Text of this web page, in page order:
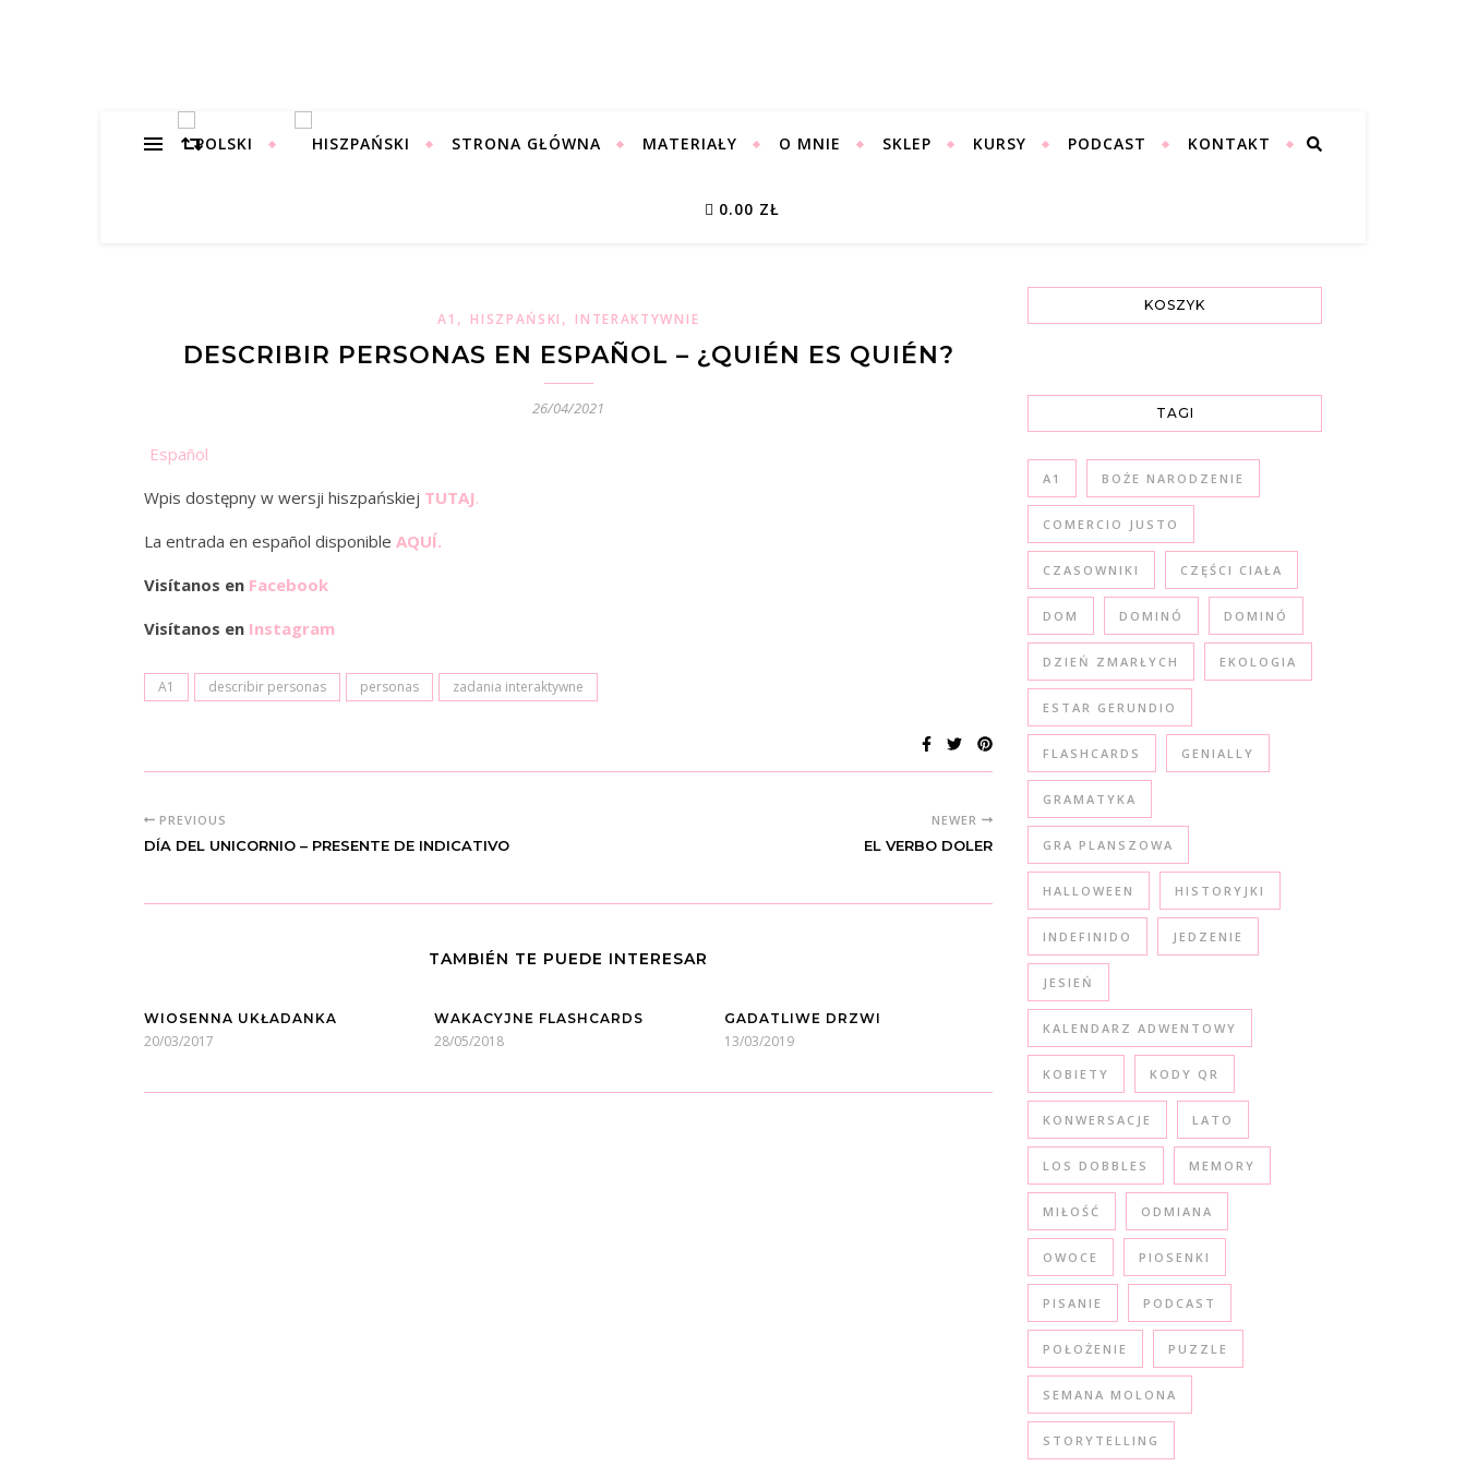
STRONA GŁÓWNA MATERIAŁY O MNIE SKLEP KURSY PODCAST KONTAKT
0.00 ZŁ
A1 , HISZPAŃSKI , INTERAKTYWNIE
DESCRIBIR PERSONAS EN ESPAÑOL – ¿QUIÉN ES QUIÉN?
26/04/2021
Español
Wpis dostępny w wersji hiszpańskiej TUTAJ.
La entrada en español disponible AQUÍ.
Visítanos en Facebook
Visítanos en Instagram
A1 describir personas personas zadania interaktywne
PREVIOUS
DÍA DEL UNICORNIO – PRESENTE DE INDICATIVO
NEWER
EL VERBO DOLER
TAMBIÉN TE PUEDE INTERESAR
WIOSENNA UKŁADANKA
20/03/2017
WAKACYJNE FLASHCARDS
28/05/2018
GADATLIWE DRZWI
13/03/2019
KOSZYK
TAGI
A1 BOŻE NARODZENIE
COMERCIO JUSTO
CZASOWNIKI CZĘŚCI CIAŁA
DOM DOMINÓ DOMINÓ
DZIEŃ ZMARŁYCH EKOLOGIA
ESTAR GERUNDIO
FLASHCARDS GENIALLY
GRAMATYKA
GRA PLANSZOWA
HALLOWEEN HISTORYJKI
INDEFINIDO JEDZENIE
JESIEŃ
KALENDARZ ADWENTOWY
KOBIETY KODY QR
KONWERSACJE LATO
LOS DOBBLES MEMORY
MIŁOŚĆ ODMIANA
OWOCE PIOSENKI
PISANIE PODCAST
POŁOŻENIE PUZZLE
SEMANA MOLONA
STORYTELLING